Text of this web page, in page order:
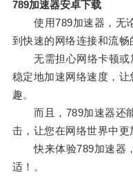
789加速器安卓下载
使用789加速器，无论
到快速的网络连接和流畅
无需担心网络卡顿或
稳定地加速网络速度，
趣。
而且，789加速器还能
击，让您在网络世界中更
快来体验789加速器，
适！。